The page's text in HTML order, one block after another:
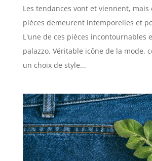
Les tendances vont et viennent, mais
pièces demeurent intemporelles et
L'une de ces pièces incontournables
palazzo. Véritable icône de la mode,
un choix de style...